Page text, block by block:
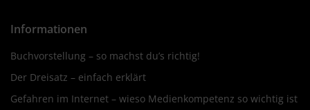
Informationen
Buchvorstellung – so machst du’s richtig!
Der Dreisatz – einfach erklärt
Gefahren im Internet – wieso Medienkompetenz so wichtig ist